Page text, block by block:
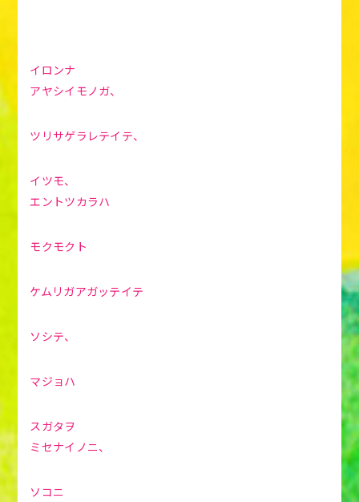
イロンナ
アヤシイモノガ、
ツリサゲラレテイテ、
イツモ、
エントツカラハ
モクモクト
ケムリガアガッテイテ
ソシテ、
マジョハ
スガタヲ
ミセナイノニ、
ソコニ